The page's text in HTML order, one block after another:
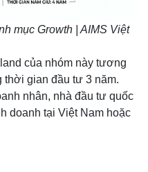
mục Growth | AIMS Việt
của nhóm này tương
thời gian đầu tư 3 năm.
nhân, nhà đầu tư quốc
doanh tại Việt Nam hoặc